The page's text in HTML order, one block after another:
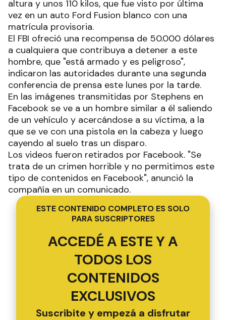
altura y unos 110 kilos, que fue visto por última
vez en un auto Ford Fusion blanco con una
matrícula provisoria.
El FBI ofreció una recompensa de 50.000 dólares
a cualquiera que contribuya a detener a este
hombre, que "está armado y es peligroso",
indicaron las autoridades durante una segunda
conferencia de prensa este lunes por la tarde.
En las imágenes transmitidas por Stephens en
Facebook se ve a un hombre similar a él saliendo
de un vehículo y acercándose a su víctima, a la
que se ve con una pistola en la cabeza y luego
cayendo al suelo tras un disparo.
Los videos fueron retirados por Facebook. "Se
trata de un crimen horrible y no permitimos este
tipo de contenidos en Facebook", anunció la
compañía en un comunicado.
ESTE CONTENIDO COMPLETO ES SOLO
PARA SUSCRIPTORES
ACCEDÉ A ESTE Y A
TODOS LOS
CONTENIDOS
EXCLUSIVOS
Suscribite y empezá a disfrutar